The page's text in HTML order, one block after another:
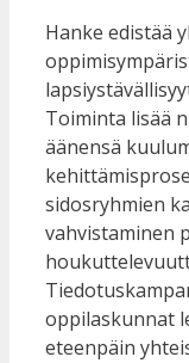
Hanke edistää
Toiminta lisää
äänensä
sidosryhmien
vahvistaminen
oppilaskunnat
eteenpäin